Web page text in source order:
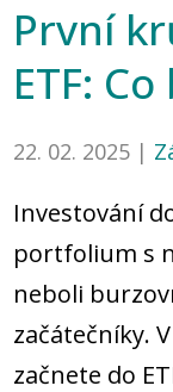
První
ETF:
22. 02. 2025 |
Investování
portfolium s
neboli
začátečníky.
začnete do